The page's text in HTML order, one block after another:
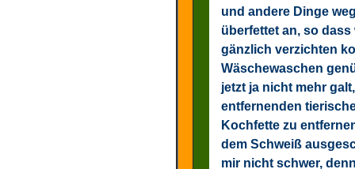
und andere Dinge
überfettet an, so
gänzlich verzichten
Wäschewaschen
jetzt ja nicht mehr
entfernenden
Kochfette zu
dem Schweiß
mir nicht schwer,